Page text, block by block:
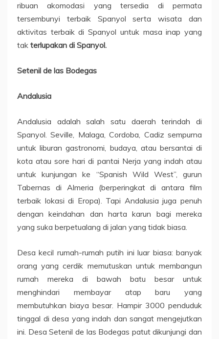
ribuan akomodasi yang tersedia di permata
tersembunyi terbaik Spanyol serta wisata dan
aktivitas terbaik di Spanyol untuk masa inap yang
tak terlupakan di Spanyol.
Setenil de las Bodegas
Andalusia
Andalusia adalah salah satu daerah terindah di
Spanyol. Seville, Malaga, Cordoba, Cadiz sempurna
untuk liburan gastronomi, budaya, atau bersantai di
kota atau sore hari di pantai Nerja yang indah atau
untuk kunjungan ke “Spanish Wild West”, gurun
Tabernas di Almeria (berperingkat di antara film
terbaik lokasi di Eropa). Tapi Andalusia juga penuh
dengan keindahan dan harta karun bagi mereka
yang suka berpetualang di jalan yang tidak biasa.
Desa kecil rumah-rumah putih ini luar biasa: banyak
orang yang cerdik memutuskan untuk membangun
rumah mereka di bawah batu besar untuk
menghindari membayar atap baru yang
membutuhkan biaya besar. Hampir 3000 penduduk
tinggal di desa yang indah dan sangat mengejutkan
ini. Desa Setenil de las Bodegas patut dikunjungi dan